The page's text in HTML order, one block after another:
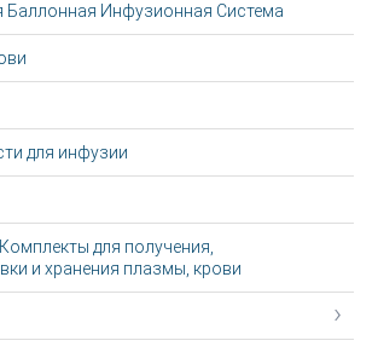
Баллонная Инфузионная Система
для инфузии
для получения,
и хранения плазмы, крови